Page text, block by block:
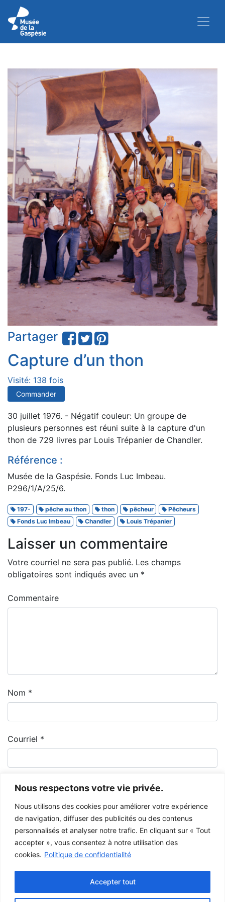
Nous respectons votre vie privée.
Nous utilisons des cookies pour améliorer votre expérience
de navigation, diffuser des publicités ou des contenus
personnalisés et analyser notre trafic. En cliquant sur « Tout
accepter », vous consentez à notre utilisation des
cookies. Politique de confidentialité
Accepter tout
Partager
Capture d’un thon
Visité: 138 fois
Commander
30 juillet 1976. - Négatif couleur: Un groupe de
plusieurs personnes est réuni suite à la capture d'un
thon de 729 livres par Louis Trépanier de Chandler.
Référence :
Musée de la Gaspésie. Fonds Luc Imbeau.
P296/1/A/25/6.
197- pêche au thon thon pêcheur
Pêcheurs
Fonds Luc Imbeau
Chandler Louis Trépanier
Laisser un commentaire
Votre courriel ne sera pas publié. Les champs
obligatoires sont indiqués avec un *
Commentaire
Nom *
Courriel *
pas modifier l’œuvre et d’inscrire la référence complète.
Pour toute autre utilisation à des fins publiques, veuillez contacter le